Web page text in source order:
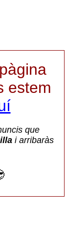
estem
que
i arribaràs